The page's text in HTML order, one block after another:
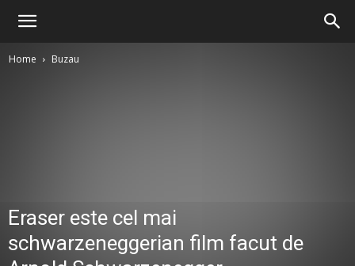
Home Buzau
Eraser este cel mai
schwarzeneggerian film facut de